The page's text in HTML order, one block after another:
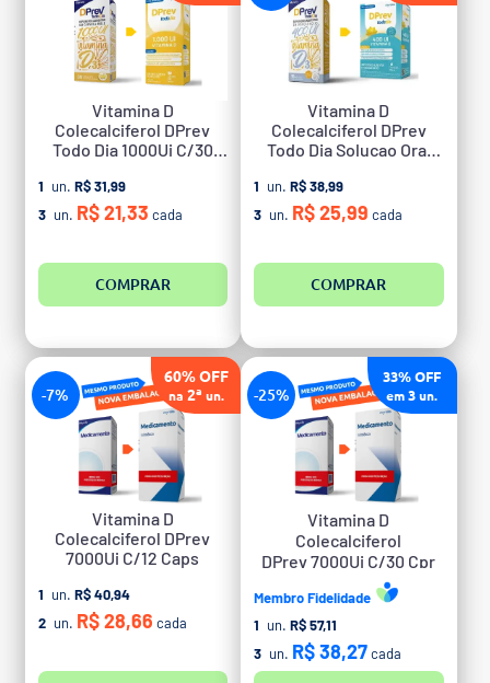
Vitamina D
Colecalciferol DPrev
Todo Dia 1000Ui C/30
1 un. R$ 31,99
3 un. R$ 21,33 cada
COMPRAR
Vitamina D
Colecalciferol DPrev
Todo Dia Solucao Oral
1 un. R$ 38,99
3 un. R$ 25,99 cada
COMPRAR
60% OFF
na 2ª un.
-7%
Vitamina D
Colecalciferol DPrev
7000Ui C/12 Caps
1 un. R$ 40,94
2 un. R$ 28,66 cada
33% OFF
em3un.
-25%
Vitamina D
Colecalciferol
DPrev 7000Ui C/30 Cpr
Membro Fidelidade
1 un. R$ 57,11
3 un. R$ 38,27cada